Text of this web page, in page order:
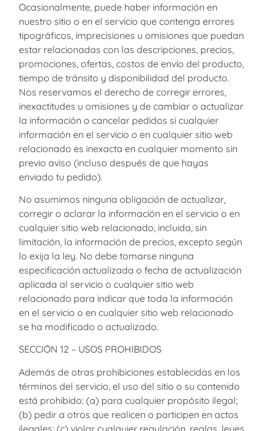
Ocasionalmente, puede haber información en
nuestro sitio o en el servicio que contenga errores
tipográficos, imprecisiones u omisiones que puedan
estar relacionadas con las descripciones, precios,
promociones, ofertas, costos de envío del producto,
tiempo de tránsito y disponibilidad del producto.
Nos reservamos el derecho de corregir errores,
inexactitudes u omisiones y de cambiar o actualizar
la información o cancelar pedidos si cualquier
información en el servicio o en cualquier sitio web
relacionado es inexacta en cualquier momento sin
previo aviso (incluso después de que hayas
enviado tu pedido).
No asumimos ninguna obligación de actualizar,
corregir o aclarar la información en el servicio o en
cualquier sitio web relacionado, incluida, sin
limitación, la información de precios, excepto según
lo exija la ley. No debe tomarse ninguna
especificación actualizada o fecha de actualización
aplicada al servicio o cualquier sitio web
relacionado para indicar que toda la información
en el servicio o en cualquier sitio web relacionado
se ha modificado o actualizado.
SECCIÓN 12 – USOS PROHIBIDOS
Además de otras prohibiciones establecidas en los
términos del servicio, el uso del sitio o su contenido
está prohibido: (a) para cualquier propósito ilegal;
(b) pedir a otros que realicen o participen en actos
ilegales; (c) violar cualquier regulación, reglas, leyes